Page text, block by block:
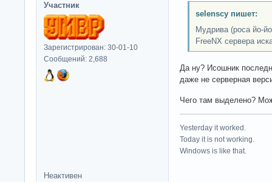
Участник
Зарегистрирован: 30-01-10
Сообщений: 2,688
selenscy пишет:
Мудрива (роса йо-
FreeNX сервера
Да ну? Исошник
даже не серверная
Чего там выделено?
Yesterday it worked.
Today it is not working.
Windows is like that.
Неактивен